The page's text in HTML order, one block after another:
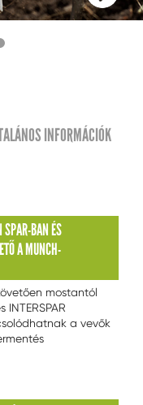
INFORMÁCIÓK
SPAR-BAN ÉS
A MUNCH-
mostantól
INTERSPAR
a vevők
kényelmesen